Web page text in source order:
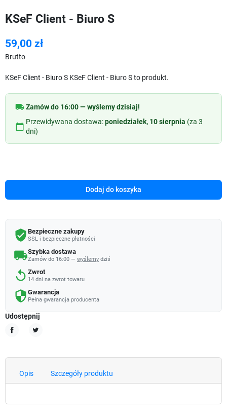
KSeF Client - Biuro S
59,00 zł
Brutto
KSeF Client - Biuro S KSeF Client - Biuro S to produkt.
local_shippingZamów do 16:00 — wyślemy dzisiaj!
calendar_today
Przewidywana dostawa:poniedziałek, 10 sierpnia (za 3
dni)
Dodaj do koszyka
verified_user Bezpieczne zakupy
SSL i bezpieczne płatności
local_shippingSzybka dostawa
Zamów do 16:00 — wyślemy dziś
replay Zwrot
14 dni na zwrot towaru
security Gwarancja
Pełna gwarancja producenta
Udostępnij
Opis Szczegóły produktu